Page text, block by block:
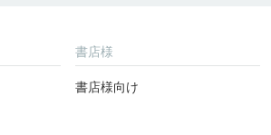
書店様
書店様向け